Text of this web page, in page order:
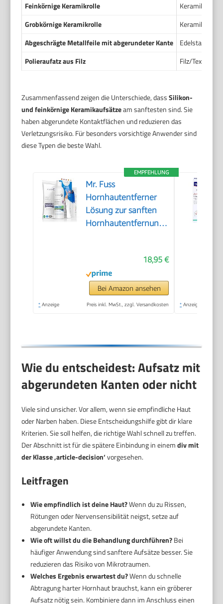
Feinkörnige Keramikrolle
Keramik
Grobkörnige Keramikrolle
Keramik
Abgeschrägte Metallfeile mit abgerundeter Kante
Edelstahl/
Polieraufatz aus Filz
Filz/Textil
Zusammenfassend zeigen die Unterschiede, dassSilikon-
und feinkörnige Keramikaufsätzeam sanftesten sind. Sie
haben abgerundete Kontaktflächen und reduzieren das
Verletzungsrisiko. Für besonders vorsichtige Anwender sind
diese Typen die beste Wahl.
EMPFEHLUNG
Mr. Fuss
Hornhautentferner
Lösung zur sanften
Hornhautentfernung
Fußpflege Pediküre
Set ohne Schleifen
mit Sofort-Effekt.
18,95 €
Bei Amazon ansehen
* Anzeige Preis inkl. MwSt., zzgl. Versandkosten * Anzeige
Wie du entscheidest: Aufsatz mit
abgerundeten Kanten oder nicht
Viele sind unsicher. Vor allem, wenn sie empfindliche Haut
oder Narben haben. Diese Entscheidungshilfe gibt dir klare
Kriterien. Sie soll helfen, die richtige Wahl schnell zu treffen.
Der Abschnitt ist für die spätere Einbindung in einemdiv mit
der Klasse ‚article-decision‘vorgesehen.
Leitfragen
Wie empfindlich ist deine Haut?Wenn du zu Rissen,
Rötungen oder Nervensensibilität neigst, setze auf
abgerundete Kanten.
Wie oft willst du die Behandlung durchführen?Bei
häufiger Anwendung sind sanftere Aufsätze besser. Sie
reduzieren das Risiko von Mikrotraumen.
Welches Ergebnis erwartest du?Wenn du schnelle
Abtragung harter Hornhaut brauchst, kann ein gröberer
Aufsatz nötig sein. Kombiniere dann im Anschluss einen